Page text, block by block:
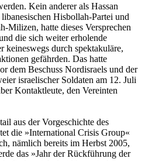
Kein anderer als Hassan
Hisbollah-Partei und
Milizen, hatte dieses Versprechen
die sich weiter erholende
keineswegs durch spektakuläre,
gefährden. Das hatte
dem Beschuss Nordisraels und der
israelischer Soldaten am 12. Juli
Kontaktleute, den Vereinten
aus der Vorgeschichte des
die »International Crisis Group«
nämlich bereits im Herbst 2005,
das »Jahr der Rückführung der